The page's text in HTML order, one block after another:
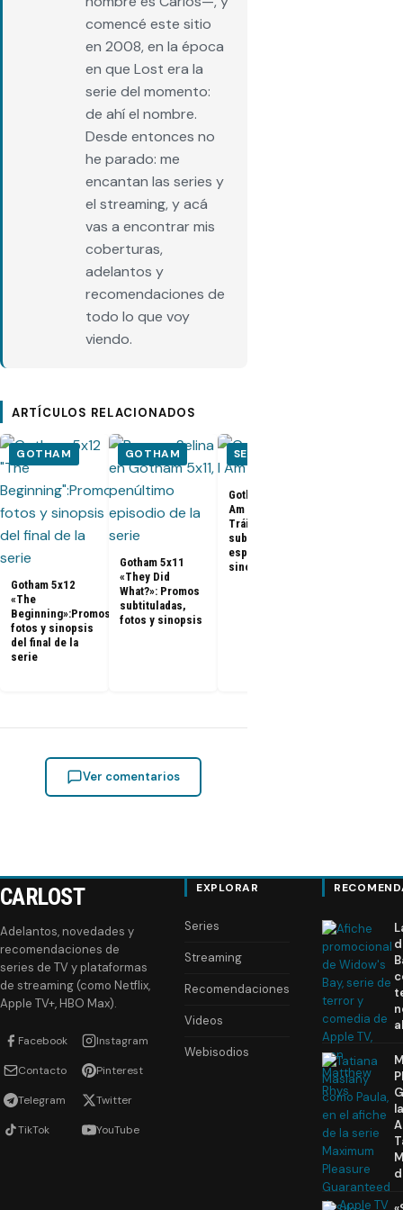
comencé este sitio
en 2008, en la época
en que Lost era la
serie del momento:
de ahí el nombre.
Desde entonces no
he parado: me
encantan las series y
el streaming, y acá
vas a encontrar mis
coberturas,
adelantos y
recomendaciones de
todo lo que voy
viendo.
ARTÍCULOS RELACIONADOS
GOTHAM
Gotham 5x12
«The
Beginning»:Promos,
fotos y sinopsis
del final de la
serie
GOTHAM
Gotham 5x11
«They Did
What?»: Promos
subtituladas,
fotos y sinopsis
SERIES
Gotham 5x10 «I
Am Bane»:
Tráiler
subtitulado en
español, fotos y
sinopsis
Ver comentarios
CARLOST
Adelantos, novedades y
recomendaciones de
series de TV y plataformas
de streaming (como Netflix,
Apple TV+, HBO Max).
Facebook Instagram
Contacto Pinterest
Telegram Twitter
TikTok YouTube
EXPLORAR
Series
Streaming
Recomendaciones
Videos
Webisodios